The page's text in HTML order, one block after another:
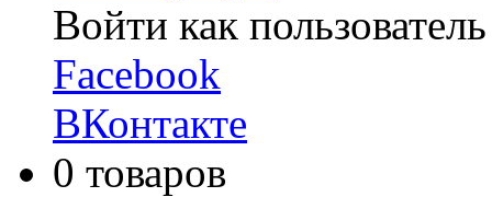
Войти как пользователь
Facebook
ВКонтакте
0 товаров